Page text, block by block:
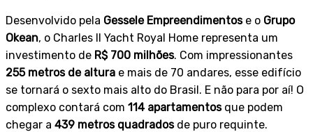
Desenvolvido pela Gessele Empreendimentose o Grupo
Okean, o Charles II Yacht Royal Home representa um
investimento de R$ 700 milhões. Com impressionantes
255 metros de altura e mais de 70 andares, esse edifício
se tornará o sexto mais alto do Brasil. E não para por aí! O
complexo contará com 114 apartamentosque podem
chegar a 439 metros quadradosde puro requinte.